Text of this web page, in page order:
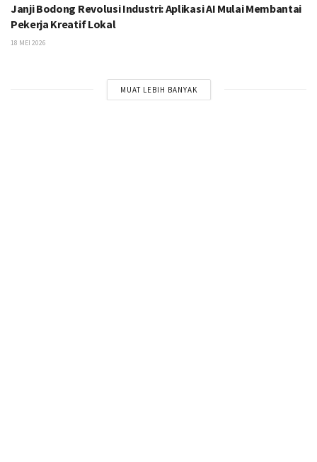
Janji Bodong Revolusi Industri: Aplikasi AI Mulai Membantai
Pekerja Kreatif Lokal
18 MEI 2026
MUAT LEBIH BANYAK